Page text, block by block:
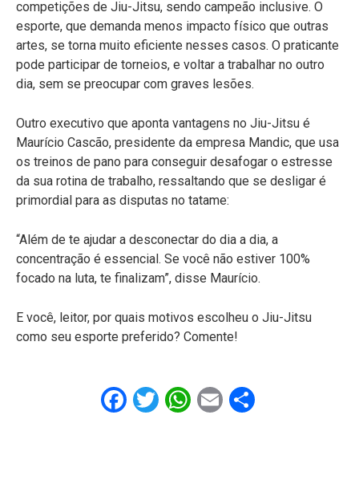
competições de Jiu-Jitsu, sendo campeão inclusive. O
esporte, que demanda menos impacto físico que outras
artes, se torna muito eficiente nesses casos. O praticante
pode participar de torneios, e voltar a trabalhar no outro
dia, sem se preocupar com graves lesões.
Outro executivo que aponta vantagens no Jiu-Jitsu é
Maurício Cascão, presidente da empresa Mandic, que usa
os treinos de pano para conseguir desafogar o estresse
da sua rotina de trabalho, ressaltando que se desligar é
primordial para as disputas no tatame:
“Além de te ajudar a desconectar do dia a dia, a
concentração é essencial. Se você não estiver 100%
focado na luta, te finalizam”, disse Maurício.
E você, leitor, por quais motivos escolheu o Jiu-Jitsu
como seu esporte preferido? Comente!
Facebook
Twitter
WhatsApp
EmailShare